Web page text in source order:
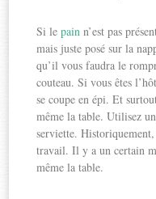
Si lepainn’est pas
mais juste posé sur la
qu’il vous faudra le
couteau. Si vous êtes
se coupe en épi. Et
même la table. Utilisez
serviette.
travail. Il y a un certain
même la table.